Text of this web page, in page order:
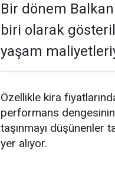
Bir dönem
biri olarak
yaşam
Özellikle kira
performans
taşınmayı düşünenler
yer alıyor.